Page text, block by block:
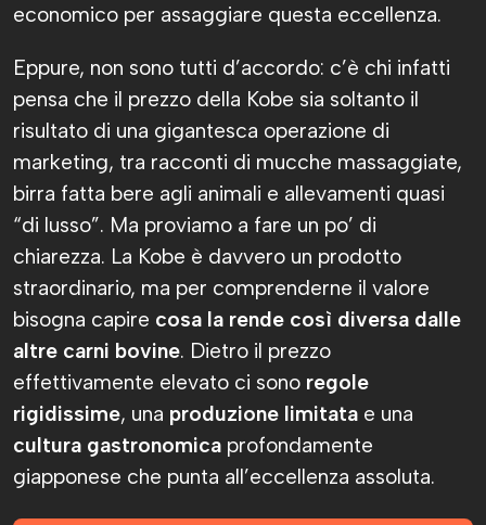
economico per assaggiare questa eccellenza.
Eppure, non sono tutti d’accordo: c’è chi infatti
pensa che il prezzo della Kobe sia soltanto il
risultato di una gigantesca operazione di
marketing, tra racconti di mucche massaggiate,
birra fatta bere agli animali e allevamenti quasi
“di lusso”. Ma proviamo a fare un po’ di
chiarezza. La Kobe è davvero un prodotto
straordinario, ma per comprenderne il valore
bisogna capire cosa la rende così diversa dalle
altre carni bovine. Dietro il prezzo
effettivamente elevato ci sono regole
rigidissime, una produzione limitata e una
cultura gastronomica profondamente
giapponese che punta all’eccellenza assoluta.